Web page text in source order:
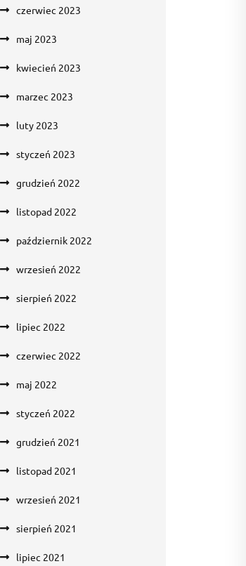
czerwiec 2023
maj 2023
kwiecień 2023
marzec 2023
luty 2023
styczeń 2023
grudzień 2022
listopad 2022
październik 2022
wrzesień 2022
sierpień 2022
lipiec 2022
czerwiec 2022
maj 2022
styczeń 2022
grudzień 2021
listopad 2021
wrzesień 2021
sierpień 2021
lipiec 2021